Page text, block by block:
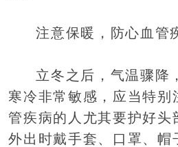
注意保暖，防心血管
立冬之后，气温骤降
寒冷非常敏感，应当特别
管疾病的人尤其要护好头
外出时戴手套、口罩、帽